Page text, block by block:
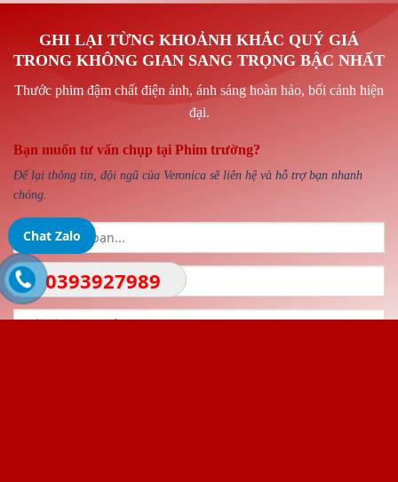
GHI LẠI TỪNG KHOẢNH KHẮC QUÝ GIÁ
TRONG KHÔNG GIAN SANG TRỌNG BẬC NHẤT
Thước phim đậm chất điện ảnh, ánh sáng hoàn hảo, bối cảnh hiện
đại.
Bạn muốn tư vấn chụp tại Phim trường?
Để lại thông tin, đội ngũ của Veronica sẽ liên hệ và hỗ trợ bạn nhanh
chóng.
Chat Zalo
0393927989